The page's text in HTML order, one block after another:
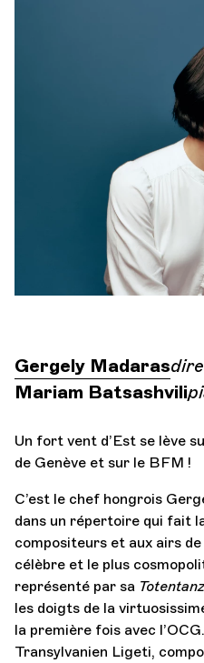
Gergely Madaras
Mariam Batsashvili
Un fort vent d’Est se lève
de Genève et sur le BFM !
C’est le chef hongrois
dans un répertoire qui fait
compositeurs et aux airs
célèbre et le plus
représenté par sa Totentanz
les doigts de la
la première fois avec
Transylvanien Ligeti,
L'OCG
Se